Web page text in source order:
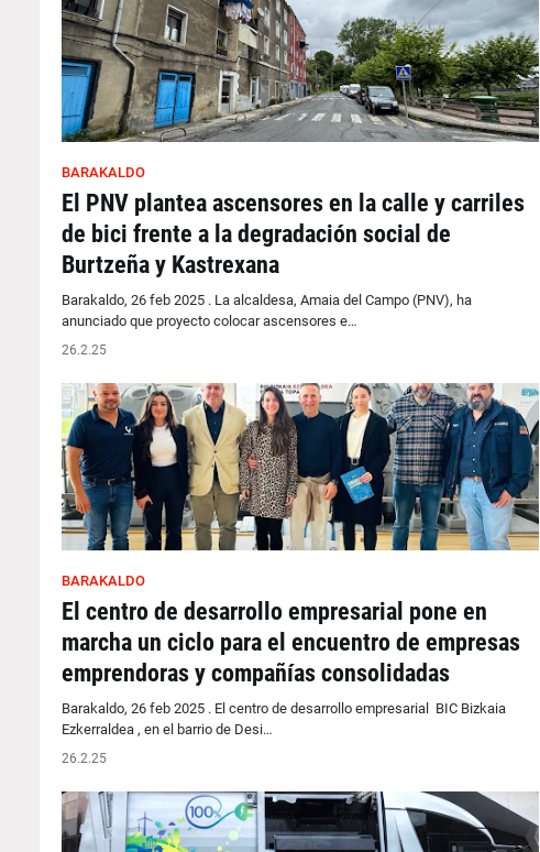
BARAKALDO
El PNV plantea ascensores en la calle y carriles
de bici frente a la degradación social de
Burtzeña y Kastrexana
Barakaldo, 26 feb 2025 . La alcaldesa, Amaia del Campo (PNV), ha
anunciado que proyecto colocar ascensores e…
26.2.25
BARAKALDO
El centro de desarrollo empresarial pone en
marcha un ciclo para el encuentro de empresas
emprendoras y compañías consolidadas
Barakaldo, 26 feb 2025 . El centro de desarrollo empresarial BIC Bizkaia
Ezkerraldea , en el barrio de Desi…
26.2.25